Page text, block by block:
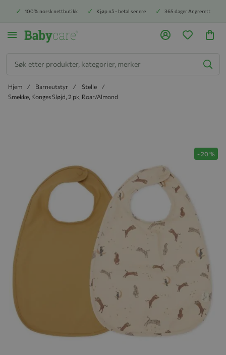
100% norsk nettbutikk Kjøp nå - betal senere 365 dager Angrerett
Hjem Barneutstyr
Stelle
Smekke, Konges Sløjd, 2 pk, Roar/Almond
-20 %